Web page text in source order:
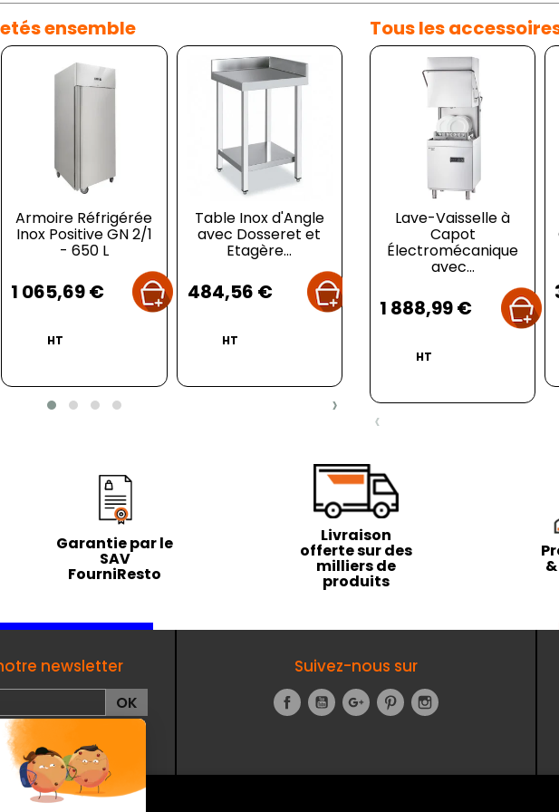
ensemble
Armoire Réfrigérée
Inox Positive GN 2/1
- 650 L
1 065,69 €
HT
Table Inox d'Angle
avec Dosseret et
Etagère...
484,56 €
HT
Plonge 1 Bac avec
Dosseret et Etagère
- L 600...
›
Tous les
Lave-Vaisselle à
Capot
Électromécanique
avec...
1 888,99 €
HT
‹
Garantie par le
SAV
FourniResto
Livraison
offerte sur des
milliers de
produits
newsletter
de données à
Suivez-nous sur
Facebook
YouTubeGoogle+PinterestInstagram